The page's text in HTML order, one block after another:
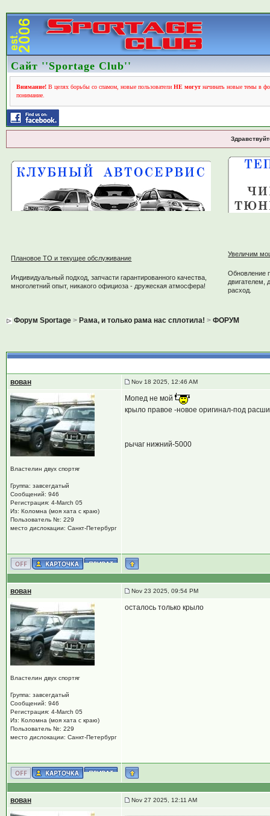
Сайт ''Sportage Club''
Внимание!В целях борьбы со спамом, новые пользователи НЕ могутначинать новые темы в
понимание.
Плановое ТО и текущее обслуживание
Индивидуальный подход, запчасти гарантированного качества,
многолетний опыт, никакого официоза - дружеская атмосфера!
Увеличим
Обновление
двигателем,
расход.
Форум Sportage> Рама, и только рама нас сплотила! > ФОРУМ
вован Nov 18 2025, 12:46 AM
Властелин двух спортяг
Группа: завсегдатый
Сообщений: 946
Регистрация: 4-March 05
Из: Коломна (моя хата с краю)
Пользователь №: 229
место дислокации: Санкт-Петербург
Мопед не мой
крыло правое -новое оригинал-под
рычаг нижний-5000
вован Nov 23 2025, 09:54 PM
Властелин двух спортяг
Группа: завсегдатый
Сообщений: 946
Регистрация: 4-March 05
Из: Коломна (моя хата с краю)
Пользователь №: 229
место дислокации: Санкт-Петербург
осталось только крыло
вован Nov 27 2025, 12:11 AM